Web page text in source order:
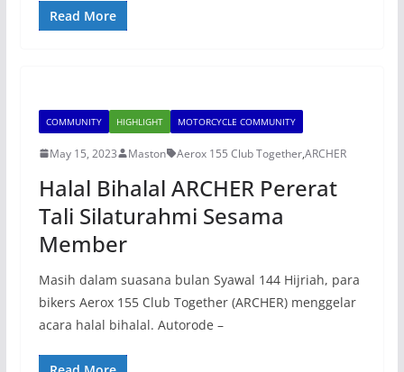
Read More
COMMUNITY HIGHLIGHT MOTORCYCLE COMMUNITY
May 15, 2023 Maston Aerox 155 Club Together,ARCHER
Halal Bihalal ARCHER Pererat
Tali Silaturahmi Sesama
Member
Masih dalam suasana bulan Syawal 144 Hijriah, para
bikers Aerox 155 Club Together (ARCHER) menggelar
acara halal bihalal. Autorode –